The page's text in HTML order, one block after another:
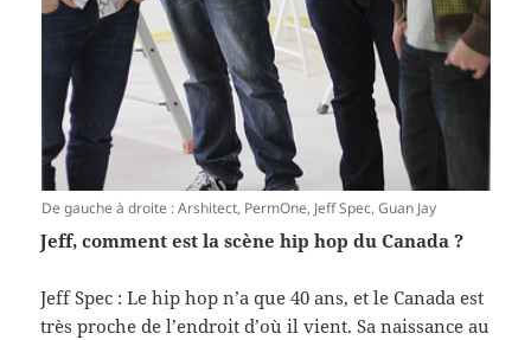
De gauche à droite : Arshi­tect, Per­mOne, Jeff Spec, Guan Jay
Jeff, com­ment est la scène hip hop du Canada ?
Jeff Spec : Le hip hop n’a que 40 ans, et le Canada est
très proche de l’endroit d’où il vient. Sa nais­sance au